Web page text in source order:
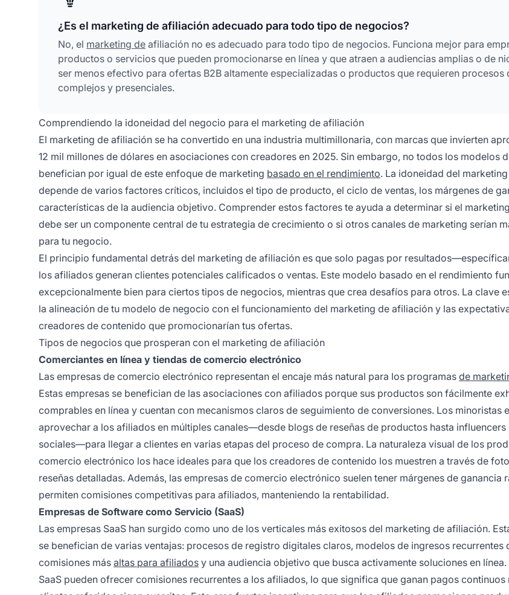
¿Es el marketing de afiliación adecuado para todo tipo de negocios?
No, el marketing de afiliación no es adecuado para todo tipo de negocios. Funciona mejor para
productos o servicios que pueden promocionarse en línea y que atraen a audiencias amplias o de
ser menos efectivo para ofertas B2B altamente especializadas o productos que requieren procesos
complejos y presenciales.
Comprendiendo la idoneidad del negocio para el marketing de afiliación
El marketing de afiliación se ha convertido en una industria multimillonaria, con marcas que invierten
12 mil millones de dólares en asociaciones con creadores en 2025. Sin embargo, no todos los modelos
benefician por igual de este enfoque de marketing basado en el rendimiento. La idoneidad del
depende de varios factores críticos, incluidos el tipo de producto, el ciclo de ventas, los márgenes de
características de la audiencia objetivo. Comprender estos factores te ayuda a determinar si el
debe ser un componente central de tu estrategia de crecimiento o si otros canales de marketing serían
para tu negocio.
El principio fundamental detrás del marketing de afiliación es que solo pagas por
los afiliados generan clientes potenciales calificados o ventas. Este modelo basado en el rendimiento
excepcionalmente bien para ciertos tipos de negocios, mientras que crea desafíos para otros. La clave
la alineación de tu modelo de negocio con el funcionamiento del marketing de afiliación y las
creadores de contenido que promocionarían tus ofertas.
Tipos de negocios que prosperan con el marketing de afiliación
Comerciantes en línea y tiendas de comercio electrónico
Las empresas de comercio electrónico representan el encaje más natural para los programas de
Estas empresas se benefician de las asociaciones con afiliados porque sus productos son fácilmente
comprables en línea y cuentan con mecanismos claros de seguimiento de conversiones. Los minoristas
aprovechar a los afiliados en múltiples canales—desde blogs de reseñas de productos hasta influencers
sociales—para llegar a clientes en varias etapas del proceso de compra. La naturaleza visual de los
comercio electrónico los hace ideales para que los creadores de contenido los muestren a través de
reseñas detalladas. Además, las empresas de comercio electrónico suelen tener márgenes de ganancia
permiten comisiones competitivas para afiliados, manteniendo la rentabilidad.
Empresas de Software como Servicio (SaaS)
Las empresas SaaS han surgido como uno de los verticales más exitosos del marketing de afiliación.
se benefician de varias ventajas: procesos de registro digitales claros, modelos de ingresos recurrentes
comisiones más altas para afiliados y una audiencia objetivo que busca activamente soluciones en línea.
SaaS pueden ofrecer comisiones recurrentes a los afiliados, lo que significa que ganan pagos continuos